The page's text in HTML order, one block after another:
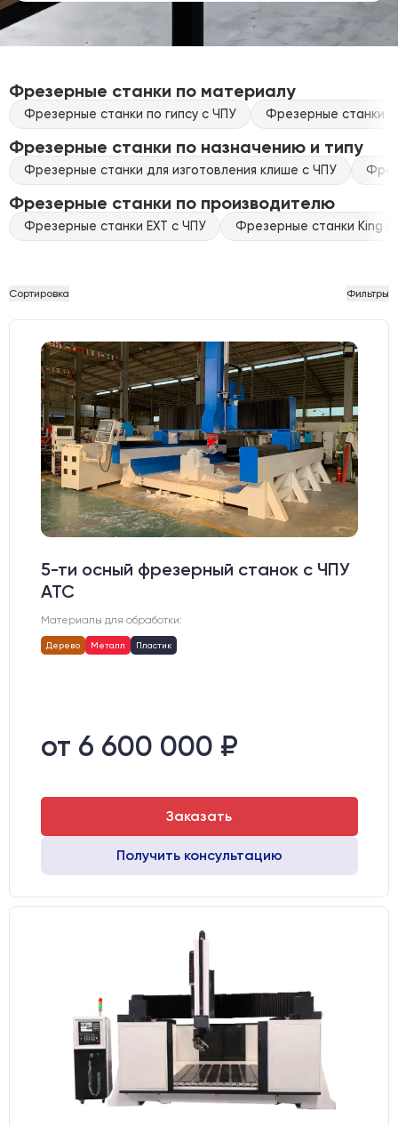
Фрезерные станки по материалу
Фрезерные станки по гипсу с ЧПУ Фрезерные станки
Фрезерные станки по назначению и типу
Фрезерные станки для изготовления клише с ЧПУ
Фрезерные станки по производителю
Фрезерные станки EXT с ЧПУ Фрезерные станки King
Сортировка Фильтры
5-ти осный фрезерный станок с ЧПУ
АТС
Материалы для обработки:
Дерево Металл Пластик
от 6 600 000 ₽
Заказать
Получить консультацию